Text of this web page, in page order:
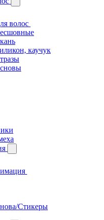
волос
каучук
Стикеры